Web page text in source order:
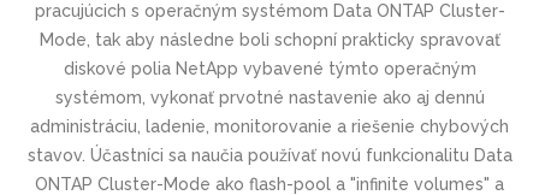
pracujúcich s operačným systémom Data ONTAP Cluster-
Mode, tak aby následne boli schopní prakticky spravovať
diskové polia NetApp vybavené týmto operačným
systémom, vykonať prvotné nastavenie ako aj dennú
administráciu, ladenie, monitorovanie a riešenie chybových
stavov. Účastníci sa naučia používať novú funkcionalitu Data
ONTAP Cluster-Mode ako flash-pool a "infinite volumes" a